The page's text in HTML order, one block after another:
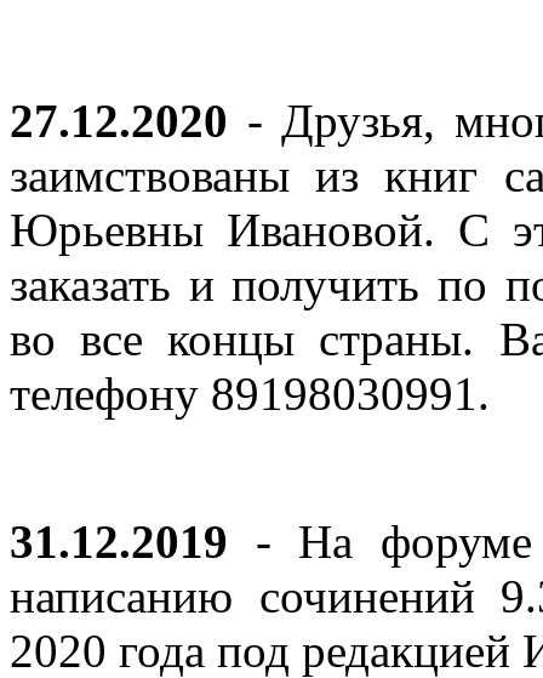
27.12.2020 - Друзья,
заимствованы из книг
Юрьевны Ивановой. С
заказать и получить по
во все концы страны.
телефону 89198030991.
31.12.2019 - На форуме
написанию сочинений
2020 года под